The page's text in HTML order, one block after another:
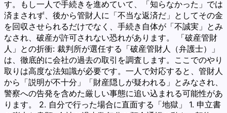
す。もし一人で手続きを進めていて、「知らなかった」では
済まされず、後から管財人に「不当な返済だ」としてその金
を回収させられるだけでなく、手続き自体が「不誠実」とみ
なされ、破産が許可されない恐れがあります。 「破産管財
人」との折衝: 裁判所が選任する「破産管財人（弁護士）」
は、徹底的に会社の過去の取引を調査します。ここでのやり
取りは高度な法知識が必要です。一人で対応すると、管財人
から「説明が不十分」「財産隠しが疑われる」とみなされ、
警察への告発を含めた厳しい事態に追い込まれる可能性があ
ります。 2. 自分で行った場合に直面する「地獄」 1. 申立書